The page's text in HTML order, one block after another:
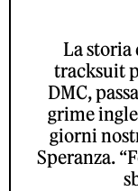
La
tracksuit
DMC,
grime
giorni
Speranza.